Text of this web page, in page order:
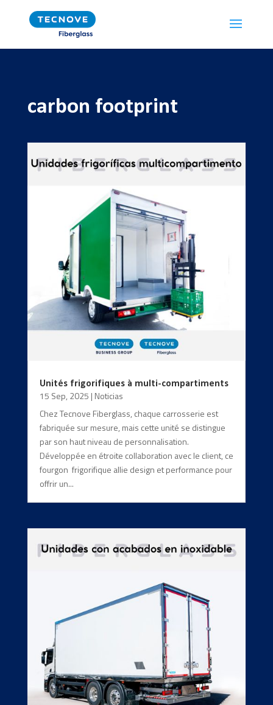
carbon footprint
Unités frigorifiques à multi-compartiments
15 Sep, 2025 | Noticias
Chez Tecnove Fiberglass, chaque carrosserie est
fabriquée sur mesure, mais cette unité se distingue
par son haut niveau de personnalisation.
Développée en étroite collaboration avec le client, ce
fourgon frigorifique allie design et performance pour
offrir un...